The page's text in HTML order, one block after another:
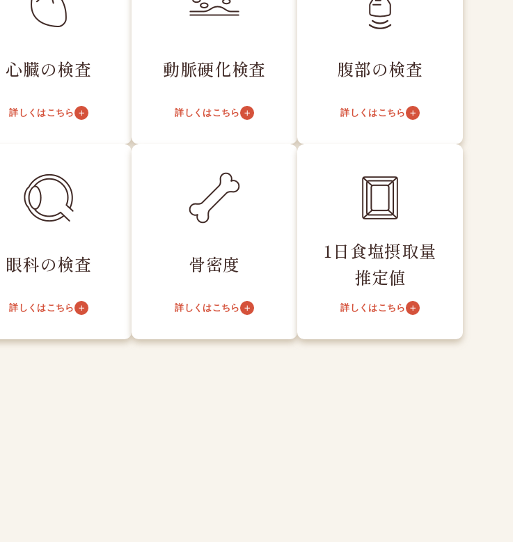
心臓の検査
詳しくはこちら
動脈硬化検査
詳しくはこちら
腹部の検査
詳しくはこちら
眼科の検査
詳しくはこちら
骨密度
詳しくはこちら
1日食塩摂取量
推定値
詳しくはこちら